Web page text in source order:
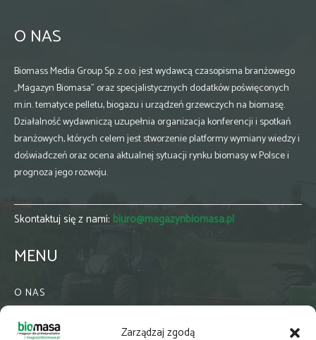
Zarządzaj zgodą
O NAS
Biomass Media Group Sp. z o.o. jest wydawcą czasopisma branżowego
„Magazyn Biomasa” oraz specjalistycznych dodatków poświęconych
m.in. tematyce pelletu, biogazu i urządzeń grzewczych na biomasę.
Działalność wydawniczą uzupełnia organizacja konferencji i spotkań
branżowych, których celem jest stworzenie platformy wymiany wiedzy i
doświadczeń oraz ocena aktualnej sytuacji rynku biomasy w Polsce i
prognoza jego rozwoju.
Skontaktuj się z nami: biuro@magazynbiomasa.pl
MENU
O NAS
WSPÓŁPRACA